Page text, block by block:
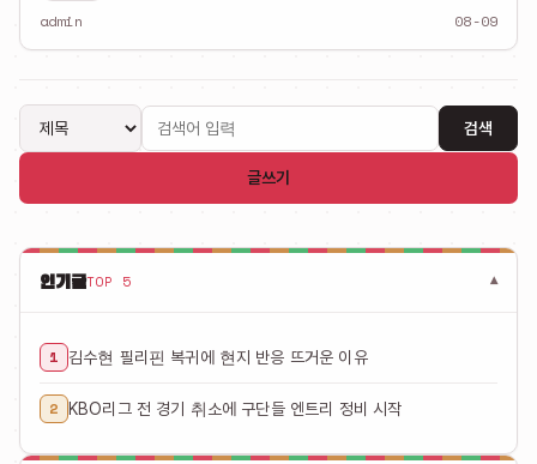
admin 08-09
검색
글쓰기
인기글TOP 5 ▾
1 김수현 필리핀 복귀에 현지 반응 뜨거운 이유
2 KBO리그 전 경기 취소에 구단들 엔트리 정비 시작